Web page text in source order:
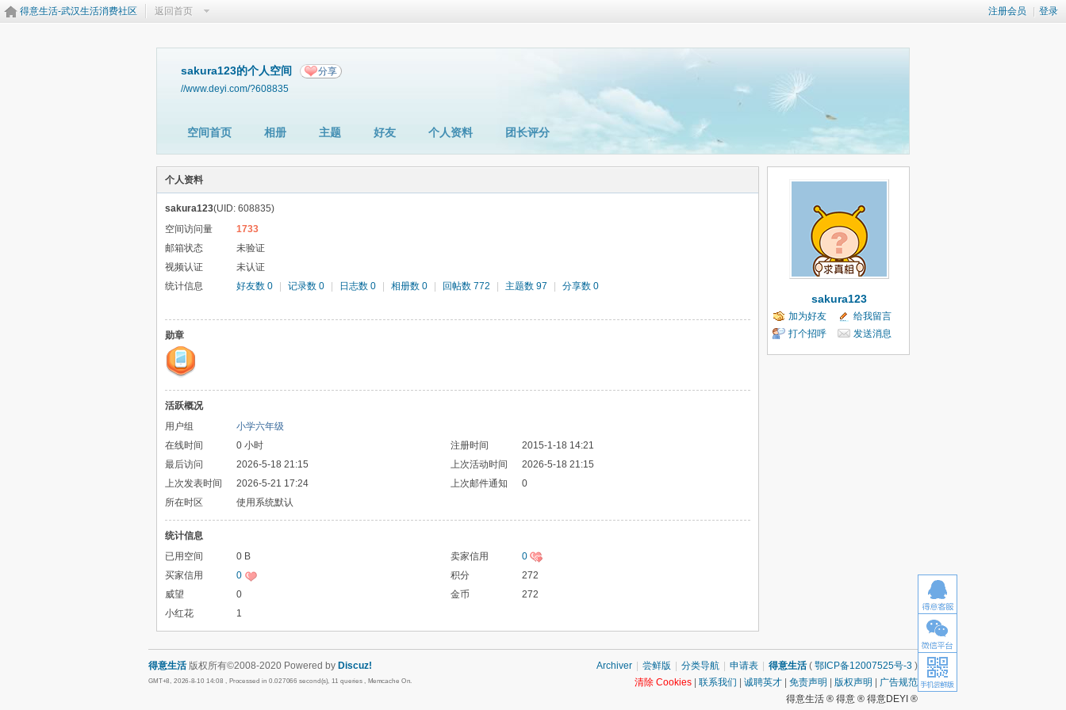
注册会员 登录
得意生活-武汉生活消费社区 返回首页
sakura123的个人空间 分享
//www.deyi.com/?608835
空间首页 相册 主题 好友 个人资料 团长评分
个人资料
sakura123(UID: 608835)
空间访问量
1733
邮箱状态
未验证
视频认证
未认证
统计信息
好友数 0 记录数 0 日志数 0 相册数 0 回帖数 772 主题数 97 分享数 0
勋章
活跃概况
用户组
小学六年级
在线时间
0 小时 注册时间
2015-1-18 14:21
最后访问
2026-5-18 21:15 上次活动时间
2026-5-18 21:15
上次发表时间
2026-5-21 17:24 上次邮件通知
0
所在时区
使用系统默认
统计信息
已用空间
0 B 卖家信用
0
买家信用
0 积分
272
威望
0 金币
272
小红花
1
sakura123
加为好友
给我留言
打个招呼
发送消息
Archiver 尝鲜版 分类导航 申请表 得意生活 ( 鄂ICP备12007525号-3 )
清除 Cookies
联系我们 诚聘英才 免责声明 版权声明
广告规范
得意生活 ® 得意 ® 得意DEYI ®
得意生活 版权所有©2008-2020 Powered by Discuz!
GMT+8, 2026-8-10 14:08 , Processed in 0.027066 second(s), 11 queries , Memcache On.